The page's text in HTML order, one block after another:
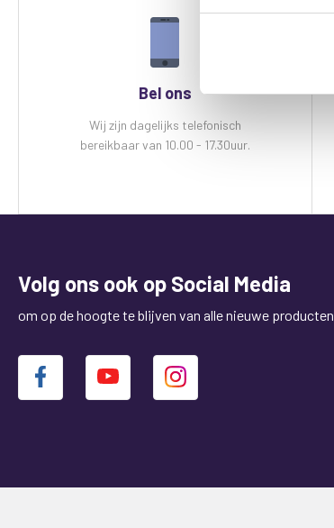
Bel ons
Wij zijn dagelijks telefonisch
bereikbaar van 10.00 - 17.30uur.
Volg ons ook op Social Media
om op de hoogte te blijven van alle nieuwe